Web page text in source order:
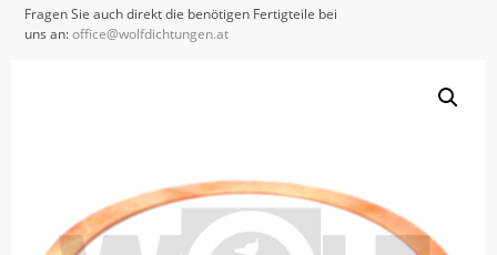
Fragen Sie auch direkt die benötigen Fertigteile bei
uns an:office@wolfdichtungen.at